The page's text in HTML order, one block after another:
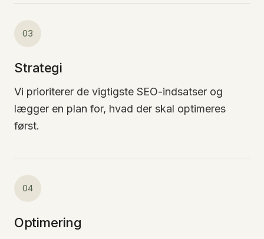
03
Strategi
Vi prioriterer de vigtigste SEO-indsatser og
lægger en plan for, hvad der skal optimeres
først.
04
Optimering